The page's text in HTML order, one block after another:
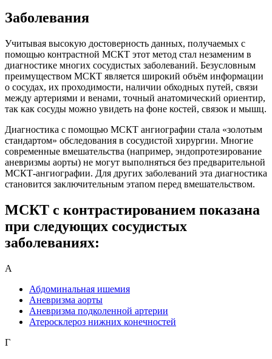
Заболевания
Учитывая высокую достоверность данных, получаемых с
помощью контрастной МСКТ этот метод стал незаменим в
диагностике многих сосудистых заболеваний. Безусловным
преимуществом МСКТ является широкий объём информации
о сосудах, их проходимости, наличии обходных путей, связи
между артериями и венами, точный анатомический ориентир,
так как сосуды можно увидеть на фоне костей, связок и мышц.
Диагностика с помощью МСКТ ангиографии стала «золотым
стандартом» обследования в сосудистой хирургии. Многие
современные вмешательства (например, эндопротезирование
аневризмы аорты) не могут выполняться без предварительной
МСКТ-ангиографии. Для других заболеваний эта диагностика
становится заключительным этапом перед вмешательством.
МСКТ с контрастированием показана
при следующих сосудистых
заболеваниях:
А
Абдоминальная ишемия
Аневризма аорты
Аневризма подколенной артерии
Атеросклероз нижних конечностей
Г